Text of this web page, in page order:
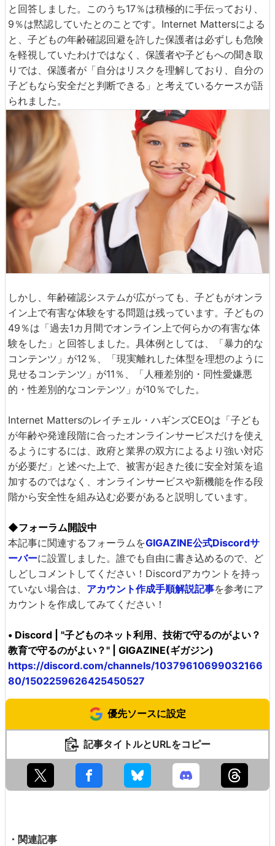
と回答しました。このうち17％は積極的に手伝っており、
9％は黙認していたとのことです。Internet Mattersによる
と、子どもの年齢確認回避を許した保護者は必ずしも危険
を軽視していたわけではなく、保護者や子どもへの聞き取
りでは、保護者が「自分はリスクを理解しており、自分の
子どもなら安全だと判断できる」と考えているケースが語
られました。
しかし、年齢確認システムが広がっても、子どもがオンラ
イン上で有害な体験をする問題は残っています。子どもの
49％は「過去1カ月間でオンライン上で何らかの有害な体
験をした」と回答しました。具体例としては、「暴力的な
コンテンツ」が12％、「現実離れした体型を理想のように
見せるコンテンツ」が11％、「人種差別的・同性愛嫌悪
的・性差別的なコンテンツ」が10％でした。
Internet Mattersのレイチェル・ハギンズCEOは「子ども
が年齢や発達段階に合ったオンラインサービスだけを使え
るようにするには、政府と業界の双方によるより強い対応
が必要だ」と述べた上で、被害が起きた後に安全対策を追
加するのではなく、オンラインサービスや新機能を作る段
階から安全性を組み込む必要があると説明しています。
◆フォーラム開設中
本記事に関連するフォーラムをGIGAZINE公式Discordサ
ーバーに設置しました。誰でも自由に書き込めるので、ど
しどしコメントしてください！Discordアカウントを持っ
ていない場合は、 アカウント作成手順解説記事を参考にア
カウントを作成してみてください！
• Discord | "子どものネット利用、技術で守るのがよい？
教育で守るのがよい？" | GIGAZINE(ギガジン)
https://discord.com/channels/10379610699032166
80/1502259626425450527
優先ソースに設定
記事タイトルとURLをコピー
・関連記事